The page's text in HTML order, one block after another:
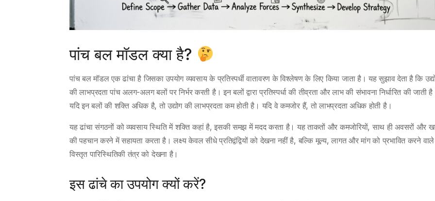
पांच बल मॉडल क्या है?
पांच बल मॉडल एक ढांचा है जिसका उपयोग व्यवसाय के प्रतिस्पर्धी वातावरण के विश्लेषण के लिए किया जाता है। यह सुझाव देता है कि
की लाभप्रदता पांच अलग-अलग बलों पर निर्भर करती है। इन बलों द्वारा प्रतिस्पर्धा की तीव्रता और लाभ की संभावना निर्धारित की जाती
यदि इन बलों की शक्ति अधिक है, तो उद्योग की लाभप्रदता कम होती है। यदि वे कमजोर हैं, तो लाभप्रदता अधिक होती है।
यह ढांचा संगठनों को व्यवसाय स्थिति में शक्ति कहां है, इसकी समझ में मदद करता है। यह ताकतों और कमजोरियों, साथ ही अवसरों और
की पहचान करने में सहायता करता है। लक्ष्य केवल सीधे प्रतिद्वंद्वियों को देखना नहीं है, बल्कि मूल्य, लागत और मांग को प्रभावित करने वाले
विस्तृत पारिस्थितिकी तंत्र को देखना है।
इस ढांचे का उपयोग क्यों करें?